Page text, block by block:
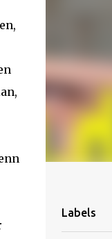
Labels